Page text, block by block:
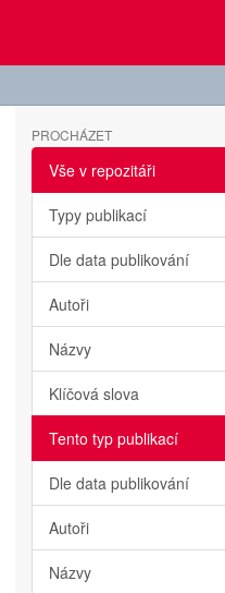
PROCHÁZET
Vše v repozitáři
Typy publikací
Dle data publikování
Autoři
Názvy
Klíčová slova
Tento typ publikací
Dle data publikování
Autoři
Názvy